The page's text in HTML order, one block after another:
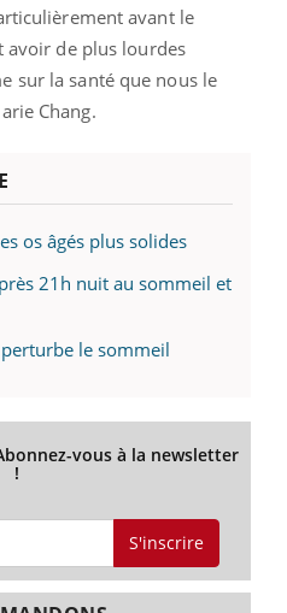
avant le
avoir de plus lourdes
sur la santé que nous le
Chang.
os âgés plus solides
21h nuit au sommeil et
le sommeil
vous à la newsletter
!
S'inscrire